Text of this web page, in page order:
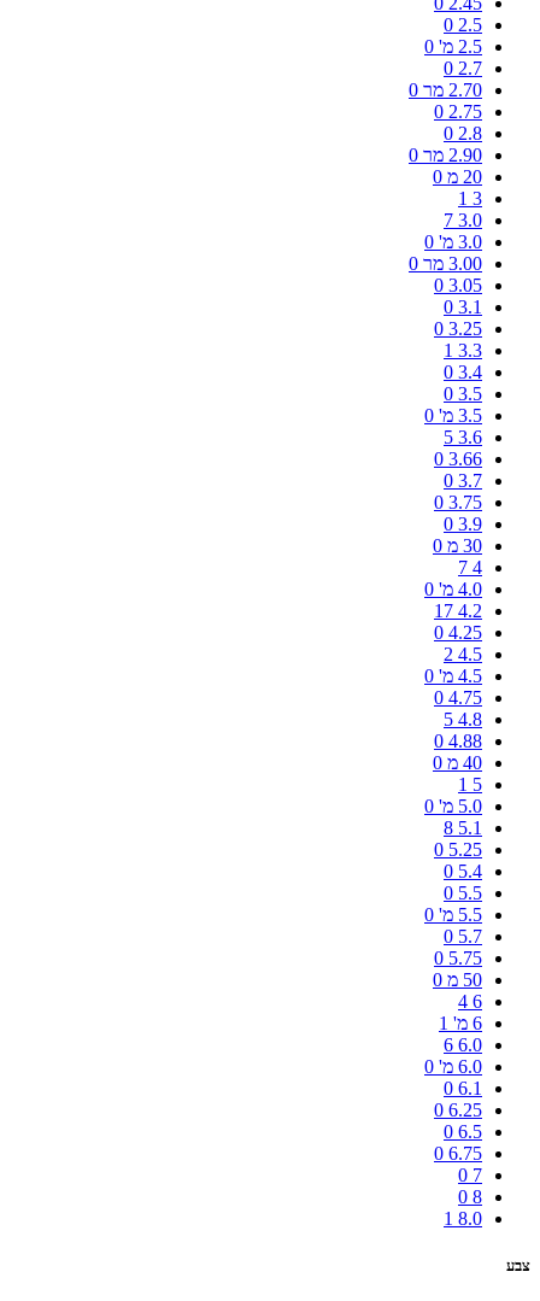
2.5
0
2.5 מ'
0
2.7
0
2.70 מר
0
2.75
0
2.8
0
2.90 מר
0
20 מ
0
3
1
3.0
7
3.0 מ'
0
3.00 מר
0
3.05
0
3.1
0
3.25
0
3.3
1
3.4
0
3.5
0
3.5 מ'
0
3.6
5
3.66
0
3.7
0
3.75
0
3.9
0
30 מ
0
4
7
4.0 מ'
0
4.2
17
4.25
0
4.5
2
4.5 מ'
0
4.75
0
4.8
5
4.88
0
40 מ
0
5
1
5.0 מ'
0
5.1
8
5.25
0
5.4
0
5.5
0
5.5 מ'
0
5.7
0
5.75
0
50 מ
0
6
4
6 מ'
1
6.0
6
6.0 מ'
0
6.1
0
6.25
0
6.5
0
6.75
0
7
0
8
0
8.0
1
צבע